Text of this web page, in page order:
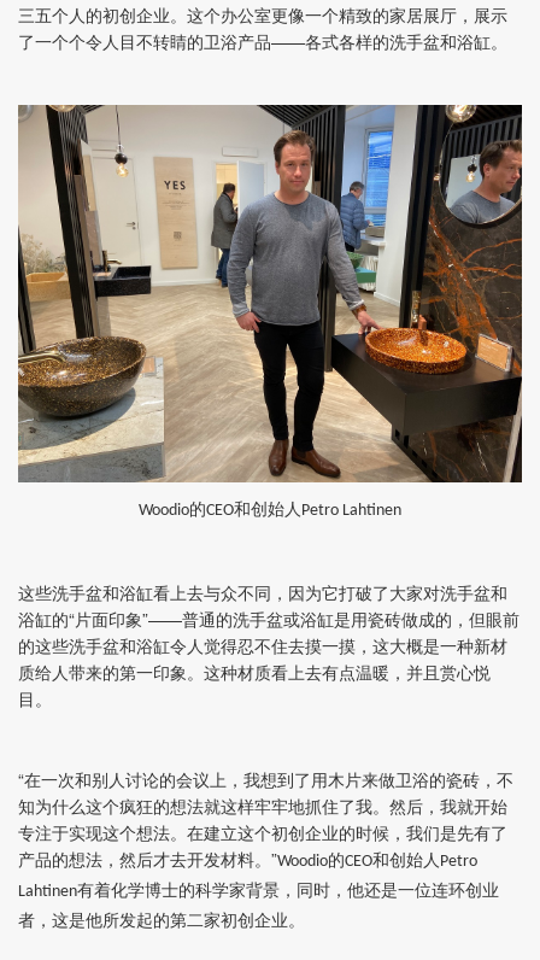
三五个人的初创企业。这个办公室更像一个精致的家居展厅，展示
了一个个令人目不转睛的卫浴产品——各式各样的洗手盆和浴缸。
Woodio的CEO和创始人 Petro Lahtinen
这些洗手盆和浴缸看上去与众不同，因为它打破了大家对洗手盆和
浴缸的“片面印象”——普通的洗手盆或浴缸是用瓷砖做成的，但眼前
的这些洗手盆和浴缸令人觉得忍不住去摸一摸，这大概是一种新材
质给人带来的第一印象。这种材质看上去有点温暖，并且赏心悦
目。
“在一次和别人讨论的会议上，我想到了用木片来做卫浴的瓷砖，不
知为什么这个疯狂的想法就这样牢牢地抓住了我。然后，我就开始
专注于实现这个想法。在建立这个初创企业的时候，我们是先有了
产品的想法，然后才去开发材料。”Woodio的CEO和创始人 Petro
Lahtinen有着化学博士的科学家背景，同时，他还是一位连环创业
者，这是他所发起的第二家初创企业。